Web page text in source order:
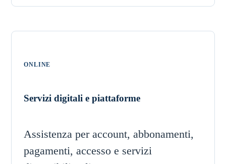
ONLINE
Servizi digitali e piattaforme
Assistenza per account, abbonamenti,
pagamenti, accesso e servizi